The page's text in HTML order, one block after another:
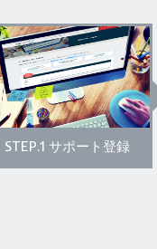
STEP.1 サポート登録